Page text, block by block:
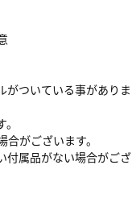
がついている事がありま
がございます。
付属品がない場合がござ